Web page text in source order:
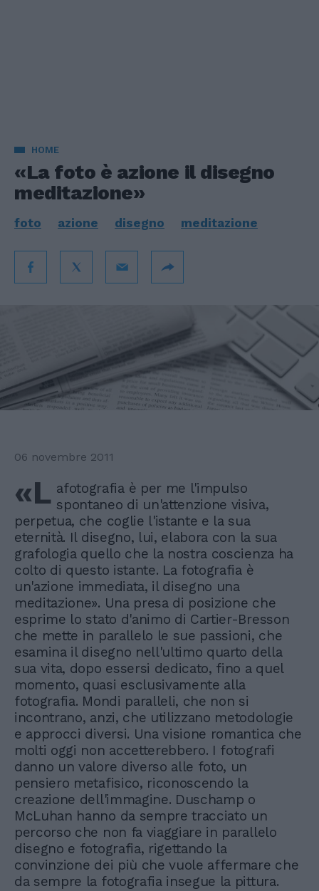
HOME
«La foto è azione il disegno
meditazione»
foto azione disegno meditazione
06 novembre 2011
«L afotografia è per me l'impulso
spontaneo di un'attenzione visiva,
perpetua, che coglie l'istante e la sua
eternità. Il disegno, lui, elabora con la sua
grafologia quello che la nostra coscienza ha
colto di questo istante. La fotografia è
un'azione immediata, il disegno una
meditazione». Una presa di posizione che
esprime lo stato d'animo di Cartier-Bresson
che mette in parallelo le sue passioni, che
esamina il disegno nell'ultimo quarto della
sua vita, dopo essersi dedicato, fino a quel
momento, quasi esclusivamente alla
fotografia. Mondi paralleli, che non si
incontrano, anzi, che utilizzano metodologie
e approcci diversi. Una visione romantica che
molti oggi non accetterebbero. I fotografi
danno un valore diverso alle foto, un
pensiero metafisico, riconoscendo la
creazione dell'immagine. Duschamp o
McLuhan hanno da sempre tracciato un
percorso che non fa viaggiare in parallelo
disegno e fotografia, rigettando la
convinzione dei più che vuole affermare che
da sempre la fotografia insegue la pittura.